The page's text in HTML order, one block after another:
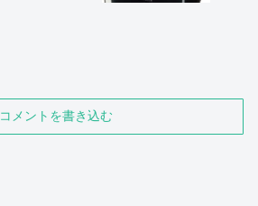
コメントを書き込む